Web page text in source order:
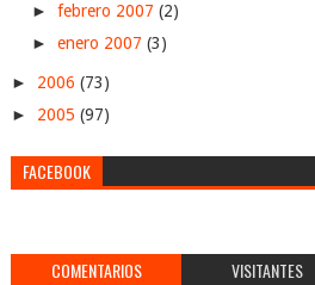
► febrero 2007 (2)
► enero 2007 (3)
► 2006 (73)
► 2005 (97)
FACEBOOK
COMENTARIOS VISITANTES